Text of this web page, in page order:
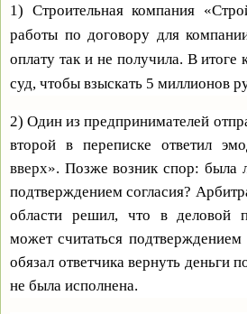
1) Строительная компания
работы по договору для
оплату так и не получила. В итоге
суд, чтобы взыскать 5 миллионов
2) Один из предпринимателей
второй в переписке ответил
вверх». Позже возник спор: была
подтверждением согласия?
области решил, что в деловой
может считаться
обязал ответчика вернуть деньги
не была исполнена.